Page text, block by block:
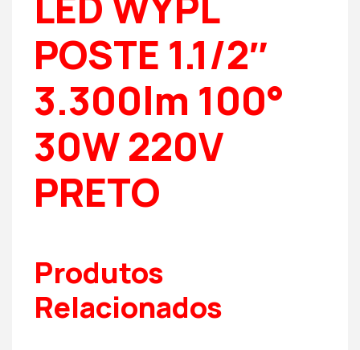
POSTE 1.1/2″
3.300lm 100°
30W 220V
PRETO
Produtos
Relacionados